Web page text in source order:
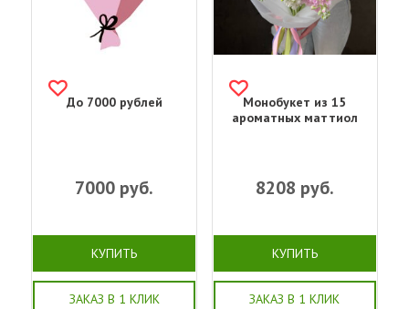
До 7000 рублей
7000 руб.
КУПИТЬ
ЗАКАЗ В 1 КЛИК
Монобукет из 15
ароматных маттиол
8208 руб.
КУПИТЬ
ЗАКАЗ В 1 КЛИК